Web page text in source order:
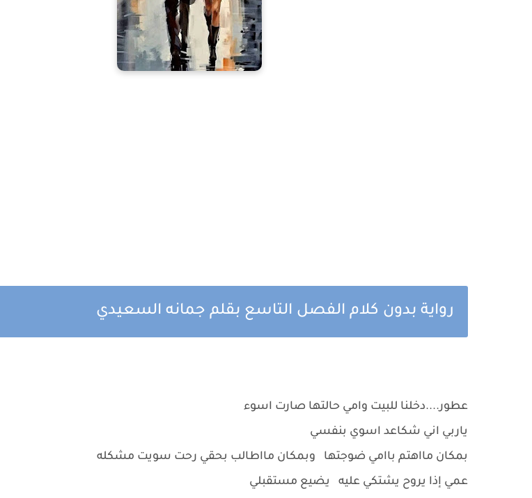
رواية بدون كلام الفصل التاسع بقلم جمانه السعيدي
عطور....دخلنا للبيت وامي حالتها صارت اسوء
ياربي اني شكاعد اسوي بنفسي
بمكان مااهتم باامي ضوجتها وبمكان مااطالب بحقي رحت سويت مشكله
عمي إذا يروح يشتكي عليه يضيع مستقبلي